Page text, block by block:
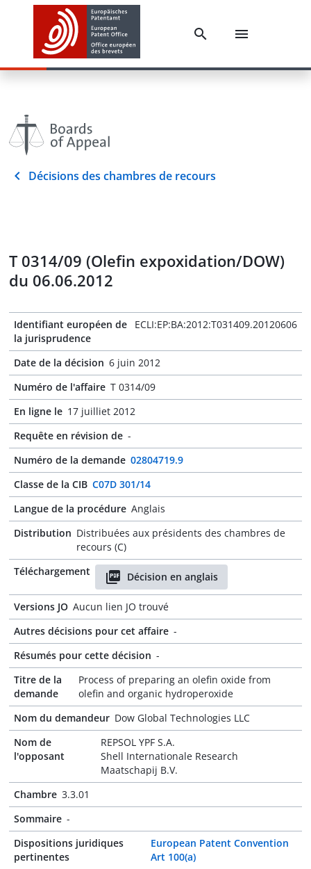
Décisions des chambres de recours
T 0314/09 (Olefin expoxidation/DOW)
du 06.06.2012
Identifiant européen de
la jurisprudence
ECLI:EP:BA:2012:T031409.20120606
Date de la décision 6 juin 2012
Numéro de l'affaire T 0314/09
En ligne le 17 juilliet 2012
Requête en révision de -
Numéro de la demande 02804719.9
Classe de la CIB C07D 301/14
Langue de la procédure Anglais
Distribution Distribuées aux présidents des chambres de
recours (C)
Téléchargement
Décision en anglais
Versions JO Aucun lien JO trouvé
Autres décisions pour cet affaire -
Résumés pour cette décision -
Titre de la
demande
Process of preparing an olefin oxide from
olefin and organic hydroperoxide
Nom du demandeur Dow Global Technologies LLC
Nom de
l'opposant
REPSOL YPF S.A.
Shell Internationale Research
Maatschapij B.V.
Chambre 3.3.01
Sommaire -
Dispositions juridiques
pertinentes
European Patent Convention
Art 100(a)